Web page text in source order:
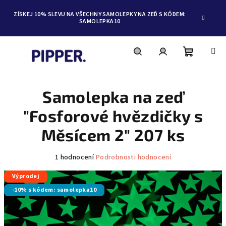
ZÍSKEJ 10% SLEVU NA VŠECHNY SAMOLEPKY NA ZEĎ S KÓDEM:
SAMOLEPKA10
Samolepka na zeď
"Fosforové hvězdičky s
Měsícem 2" 207 ks
Průměrné
produktu
je
5,0
z
5
1 hodnoceníPodrobnosti hodnocení
Výprodej
-10% s kódem: samolepka10